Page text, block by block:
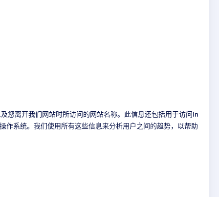
您离开我们网站时所访问的网站名称。此信息还包括用于访问In
系统。我们使用所有这些信息来分析用户之间的趋势，以帮助